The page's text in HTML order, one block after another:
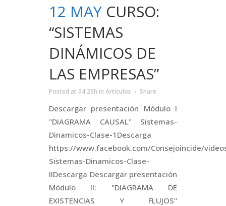
12 MAY CURSO:
“SISTEMAS
DINÁMICOS DE
LAS EMPRESAS”
Posted at 04:29h in Artículos Share
Descargar presentación Módulo I
"DIAGRAMA CAUSAL" Sistemas-
Dinamicos-Clase-1Descarga
https://www.facebook.com/Consejoincide/
Sistemas-Dinamicos-Clase-
IIDescarga Descargar presentación
Módulo II: "DIAGRAMA DE
EXISTENCIAS Y FLUJOS"